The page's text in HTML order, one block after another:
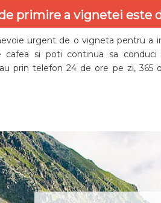
primire a vignetei este
urgent de o vigneta pentru a
si poti continua sa
prin telefon 24 de ore pe zi,